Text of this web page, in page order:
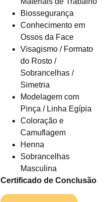
Biossegurança
Conhecimento em
Ossos da Face
Visagismo / Formato
do Rosto /
Sobrancelhas /
Simetria
Modelagem com
Pinça / Linha Egípia
Coloração e
Camuflagem
Henna
Sobrancelhas
Masculina
Certificado de Conclusão